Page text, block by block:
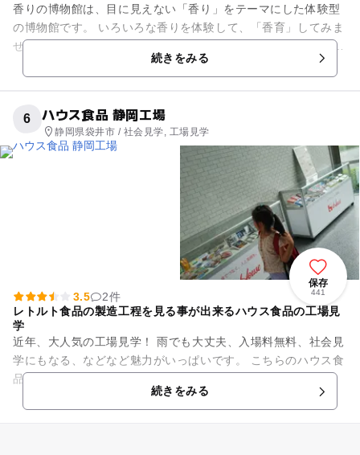
香りの博物館は、目に見えない「香り」をテーマにした体験型
の博物館です。 いろいろな香りを体験して、「香育」してみま
せんか？ 香りがあるから食べ物を「おいしい」と感じたり、
続きをみる
6 ハウス食品 静岡工場
静岡県袋井市 / 社会見学, 工場見学
保存
441
3.5
2件
レトルト食品の製造工程を見る事が出来るハウス食品の工場見
学
近年、大人気の工場見学！ 雨でも大丈夫、入場料無料、社会見
学にもなる、などなど魅力がいっぱいです。 こちらのハウス食
品静岡工場は昭和57年にできたハウス食品の5番目の工場で
続きをみる